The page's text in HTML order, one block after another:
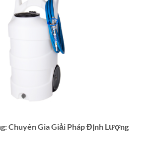
Chuyên Gia Giải Pháp Định Lượng